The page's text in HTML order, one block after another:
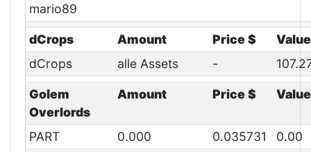
mario89
dCrops Amount Price $
dCrops
alle Assets -
Golem
Overlords
Amount Price $
PART 0.000 0.035731
0.00